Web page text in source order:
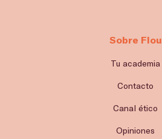
Sobre Flou
Tu academia
Contacto
Canal ético
Opiniones